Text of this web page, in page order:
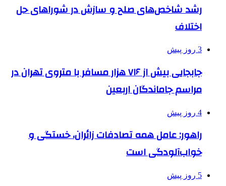
رشد شاخص‌های صلح و سازش در شوراهای حل
اختلاف
3 روز پیش
جابجایی بیش از ۷۱۶ هزار مسافر با متروی تهران در
مراسم جاماندگان اربعین
4 روز پیش
راهور: عامل همه تصادفات زائران، خستگی و
خواب‌آلودگی است
5 روز پیش